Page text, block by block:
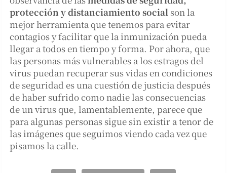
protección y distanciamiento social son la
mejor herramienta que tenemos para evitar
contagios y facilitar que la inmunización pueda
llegar a todos en tiempo y forma. Por ahora, que
las personas más vulnerables a los estragos del
virus puedan recuperar sus vidas en condiciones
de seguridad es una cuestión de justicia después
de haber sufrido como nadie las consecuencias
de un virus que, lamentablemente, parece que
para algunas personas sigue sin existir a tenor de
las imágenes que seguimos viendo cada vez que
pisamos la calle.